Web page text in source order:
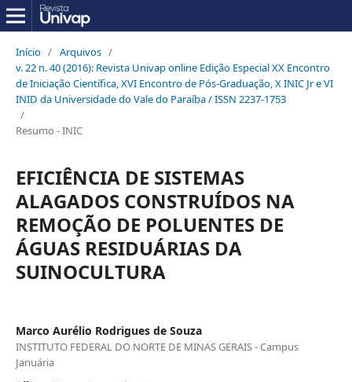
Início / Arquivos /
v. 22 n. 40 (2016): Revista Univap online Edição Especial XX Encontro
de Iniciação Científica, XVI Encontro de Pós-Graduação, X INIC Jr e VI
INID da Universidade do Vale do Paraíba / ISSN 2237-1753
/
Resumo - INIC
EFICIÊNCIA DE SISTEMAS
ALAGADOS CONSTRUÍDOS NA
REMOÇÃO DE POLUENTES DE
ÁGUAS RESIDUÁRIAS DA
SUINOCULTURA
Marco Aurélio Rodrigues de Souza
INSTITUTO FEDERAL DO NORTE DE MINAS GERAIS - Campus
Januária